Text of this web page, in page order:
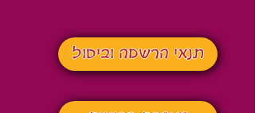
תנאי הרשמה וביטול